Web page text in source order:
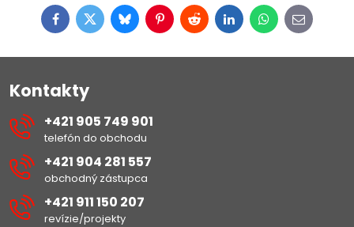
FacebookTwitterBlueskyPinterestRedditLinkedInWhatsApp
E-
mail
Kontakty
+421 905 749 901
telefón do obchodu
+421 904 281 557
obchodný zástupca
+421 911 150 207
revízie/projekty